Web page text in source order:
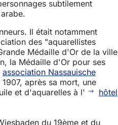
subtilement
Il était notamment
des "aquarellistes
Médaille d'Or de la ville
la Médaille d'Or pour ses
association Nassauische
après sa mort, une
et d'aquarelles à l'
hôtel
du 19ème et du